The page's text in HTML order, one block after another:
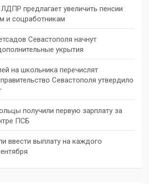
предлагает увеличить пенсии
и соцработникам
Севастополя начнут
укрытия
на школьника перечислят
Севастополя утвердило
получили первую зарплату за
ПСБ
ввести выплату на каждого